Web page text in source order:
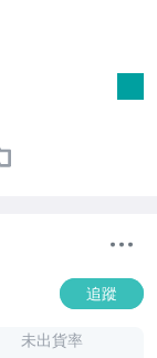
追蹤
未出貨率